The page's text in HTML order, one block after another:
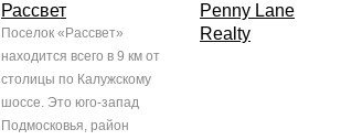
Рассвет
Поселок «Рассвет»
находится всего в 9 км от
столицы по Калужскому
шоссе. Это юго-запад
Подмосковья, район
Penny Lane
Realty